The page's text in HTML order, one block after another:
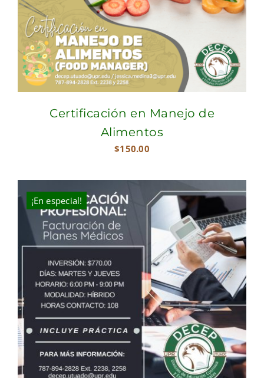
Certificación en Manejo de
Alimentos
$150.00
¡En especial!